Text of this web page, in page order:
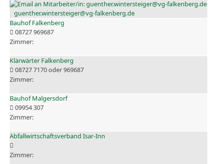
guenther.wintersteiger@vg-falkenberg.de
Bauhof Falkenberg
08727 969687
Klärwärter Falkenberg
08727 7170 oder 969687
Bauhof Malgersdorf
09954 307
Abfallwirtschaftsverband Isar-Inn